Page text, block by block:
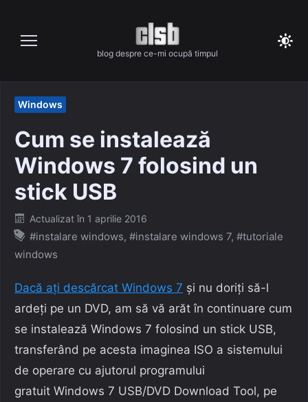
content
blog despre ce-mi ocupă timpul
Windows
Cum se instalează
Windows 7 folosind un
stick USB
Posted
on
Actualizat în 1 aprilie 2016
#instalare windows, #instalare windows 7, #tutoriale
windows
Dacă ați descărcat Windows 7 și nu doriți să-l
ardeți pe un DVD, am să vă arăt în continuare cum
se instalează Windows 7 folosind un stick USB,
transferând pe acesta imaginea ISO a sistemului
de operare cu ajutorul programului
gratuit Windows 7 USB/DVD Download Tool, pe